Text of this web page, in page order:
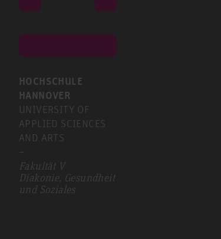
HOCHSCHULE
HANNOVER
UNIVERSITY OF
APPLIED SCIENCES
AND ARTS
–
Fakultät V
Diakonie, Gesundheit
und Soziales